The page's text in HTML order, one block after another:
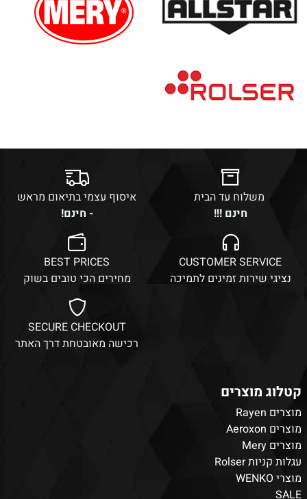
משלוח עד הבית
חינם !!!
איסוף עצמי בתיאום מראש
- חינם!
CUSTOMER SERVICE
נציגי שירות זמינים לתמיכה
BEST PRICES
מחירים הכי טובים בשוק
SECURE CHECKOUT
רכישה מאובטחת דרך האתר
קטלוג מוצרים
מוצרים Rayen
מוצרים Aeroxon
מוצרים Mery
עגלות קניות Rolser
מוצרי WENKO
SALE